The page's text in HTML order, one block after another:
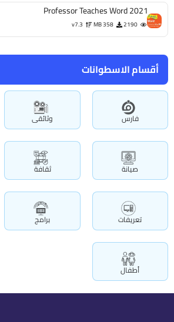
أقسام الاسطوانات
فارس وثائقى
صيانة ثقافة
تعريفات برامج
أطفال
Professor Teaches Word 2021
2190
358 MB
v7.3